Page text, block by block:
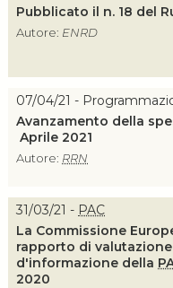
Pubblicato il n. 18 del
Autore: ENRD
07/04/21 -
Avanzamento della
Aprile 2021
Autore: RRN
31/03/21 - PAC
La Commissione
rapporto di
d'informazione della
2020